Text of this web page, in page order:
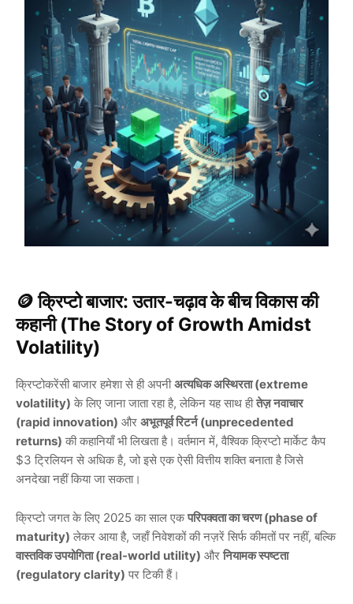
🪙 क्रिप्टो बाजार: उतार-चढ़ाव के बीच विकास की
कहानी (The Story of Growth Amidst
Volatility)
क्रिप्टोकरेंसी बाजार हमेशा से ही अपनीअत्यधिक अस्थिरता (extreme
volatility) के लिए जाना जाता रहा है, लेकिन यह साथ हीतेज़ नवाचार
(rapid innovation) और अभूतपूर्व रिटर्न (unprecedented
returns) की कहानियाँ भी लिखता है। वर्तमान में, वैश्विक क्रिप्टो मार्केट कैप
$3 ट्रिलियन से अधिक है, जो इसे एक ऐसी वित्तीय शक्ति बनाता है जिसे
अनदेखा नहीं किया जा सकता।
क्रिप्टो जगत के लिए 2025 का साल एकपरिपक्वता का चरण (phase of
maturity) लेकर आया है, जहाँ निवेशकों की नज़रें सिर्फ कीमतों पर नहीं, बल्कि
वास्तविक उपयोगिता (real-world utility) और नियामक स्पष्टता
(regulatory clarity) पर टिकी हैं।